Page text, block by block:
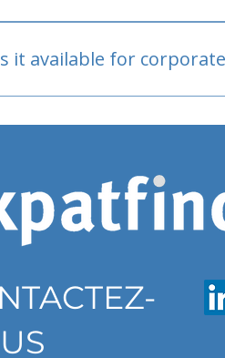
it available for